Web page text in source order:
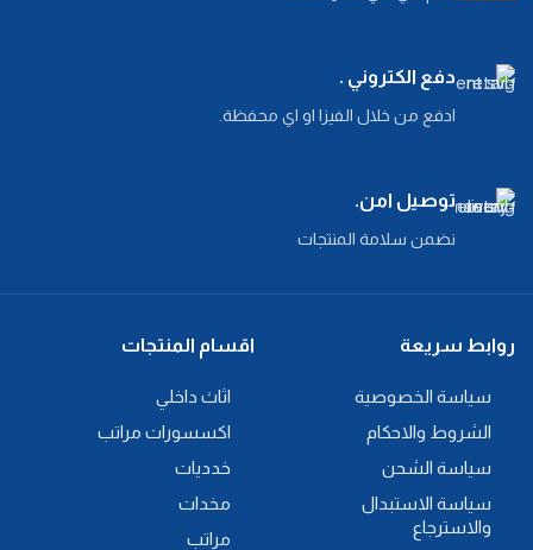
دفع الكتروني .
ادفع من خلال الفيزا او اي محفظة.
توصيل امن.
نضمن سلامة المنتجات
روابط سريعة
سياسة الخصوصية
الشروط والاحكام
سياسة الشحن
سياسة الاستبدال
والاسترجاع
اقسام المنتجات
اثاث داخلي
اكسسورات مراتب
خدديات
مخدات
مراتب